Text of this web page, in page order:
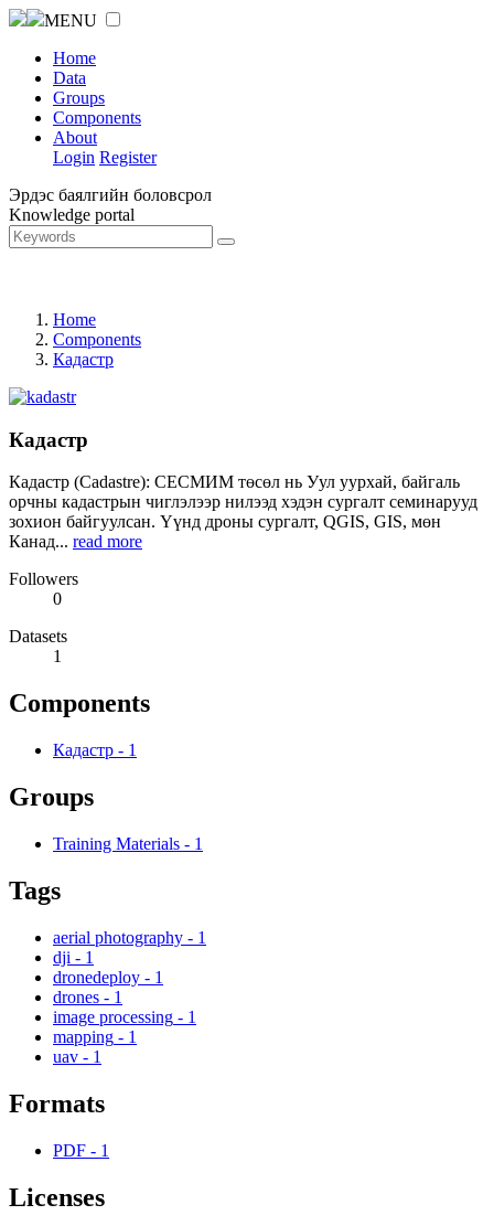
MENU
Home
Data
Groups
Components
About
Login Register
Эрдэс баялгийн боловсрол
Knowledge portal
Home
Components
Кадастр
Кадастр
Кадастр (Cadastre): СЕСМИМ төсөл нь Уул уурхай, байгаль
орчны кадастрын чиглэлээр нилээд хэдэн сургалт семинарууд
зохион байгуулсан. Үүнд дроны сургалт, QGIS, GIS, мөн
Канад... read more
Followers
0
Datasets
1
Components
Кадастр - 1
Groups
Training Materials - 1
Tags
aerial photography - 1
dji - 1
dronedeploy - 1
drones - 1
image processing - 1
mapping - 1
uav - 1
Formats
PDF - 1
Licenses